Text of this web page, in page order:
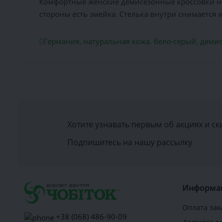
стороны есть змейка. Стелька внутри снимается
Германия, натуральная кожа, бело-серый,
Хотите узнавать первым об акциях и
Подпишитесь на нашу рассылку
+38 (068) 486-90-09
Оплата